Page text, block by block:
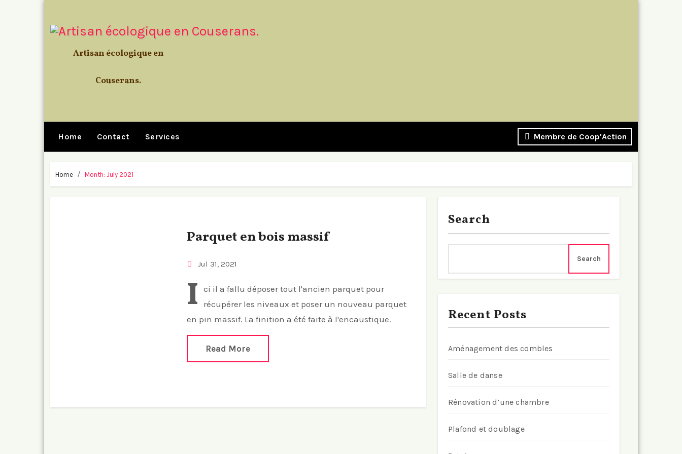
Artisan écologique en
Couserans.
Home Contact Services Membre de Coop'Action
Home Month: July 2021
Parquet en bois massif
Jul 31, 2021
I
ci il a fallu déposer tout l'ancien parquet pour
récupérer les niveaux et poser un nouveau parquet
en pin massif. La finition a été faite à l'encaustique.
Read More
Search
Search
Recent Posts
Aménagement des combles
Salle de danse
Rénovation d’une chambre
Plafond et doublage